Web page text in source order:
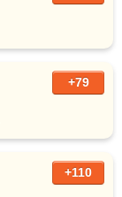
+79
+110